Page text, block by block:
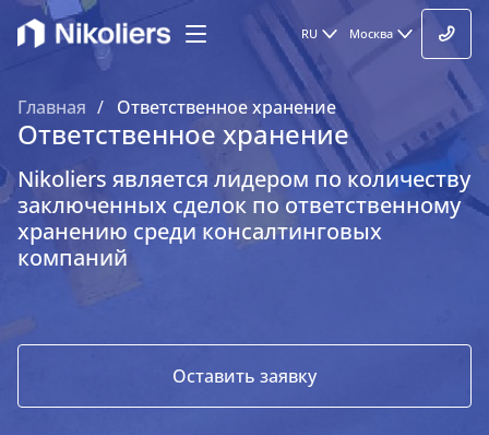
RU Москва
Главная Ответственное хранение
Ответственное хранение
Nikoliers является лидером по количеству
заключенных сделок по ответственному
хранению среди консалтинговых
компаний
Оставить заявку